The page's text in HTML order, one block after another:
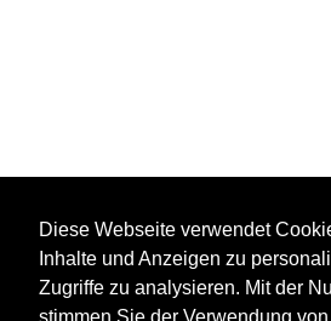
Diese Webseite verwendet
Inhalte und Anzeigen zu
Zugriffe zu analysieren. Mit der